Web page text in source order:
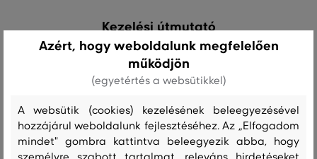
Kezelési útmutató
Ajánlott termékek
Azért, hogy weboldalunk megfelelően
működjön
(egyetértés a websütikkel)
A websütik (cookies) kezelésének beleegyezésével
hozzájárul weboldalunk fejlesztéséhez. Az „Elfogadom
mindet" gombra kattintva beleegyezik abba, hogy